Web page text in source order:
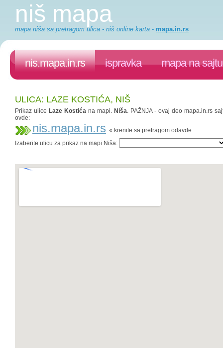
niš mapa
mapa niša sa pretragom ulica - niš online karta - mapa.in.rs
nis.mapa.in.rs ispravka mapa na sajtu
ULICA: LAZE KOSTIĆA, NIŠ
Prikaz ulice Laze Kostićana mapi. Niša. PAŽNJA - ovaj deo mapa.in.rs
ovde:
nis.mapa.in.rs. « krenite sa pretragom odavde
Izaberite ulicu za prikaz na mapi Niša: